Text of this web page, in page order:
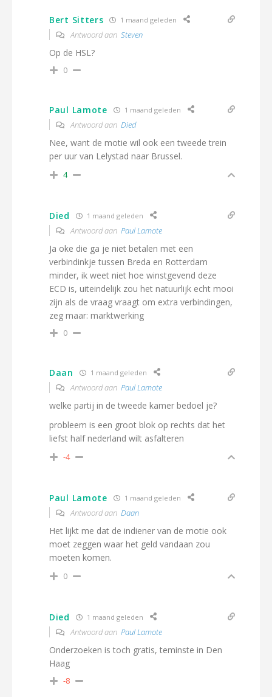
Bert Sitters 1 maand geleden
Antwoord aan Steven
Op de HSL?
0
Paul Lamote 1 maand geleden
Antwoord aan Died
Nee, want de motie wil ook een tweede trein
per uur van Lelystad naar Brussel.
4
Died 1 maand geleden
Antwoord aan Paul Lamote
Ja oke die ga je niet betalen met een
verbindinkje tussen Breda en Rotterdam
minder, ik weet niet hoe winstgevend deze
ECD is, uiteindelijk zou het natuurlijk echt mooi
zijn als de vraag vraagt om extra verbindingen,
zeg maar: marktwerking
0
Daan 1 maand geleden
Antwoord aan Paul Lamote
welke partij in de tweede kamer bedoel je?
probleem is een groot blok op rechts dat het
liefst half nederland wilt asfalteren
-4
Paul Lamote 1 maand geleden
Antwoord aan Daan
Het lijkt me dat de indiener van de motie ook
moet zeggen waar het geld vandaan zou
moeten komen.
0
Died 1 maand geleden
Antwoord aan Paul Lamote
Onderzoeken is toch gratis, teminste in Den
Haag
-8